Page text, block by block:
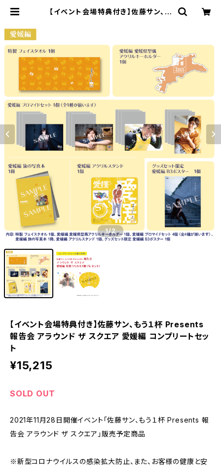
【イベント会場特典付き】佐藤サン、も
P
1/2
【イベント会場特典付き】佐藤サン、もう１杯 Presents
報告会 アラウンド ザ スクエア 愛媛編 コンプリートセッ
ト
¥15,215
SOLD OUT
2021年11月28日開催イベント「佐藤サン、もう１杯 Presents 報
告会 アラウンド ザ スクエア」販売予定商品
※新型コロナウイルスの感染拡大防止、また、お客様の健康と安